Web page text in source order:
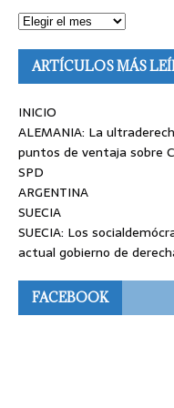
ARTÍCULOS MÁS
INICIO
ALEMANIA: La
puntos de ventaja sobre
SPD
ARGENTINA
SUECIA
SUECIA: Los
actual gobierno de
FACEBOOK